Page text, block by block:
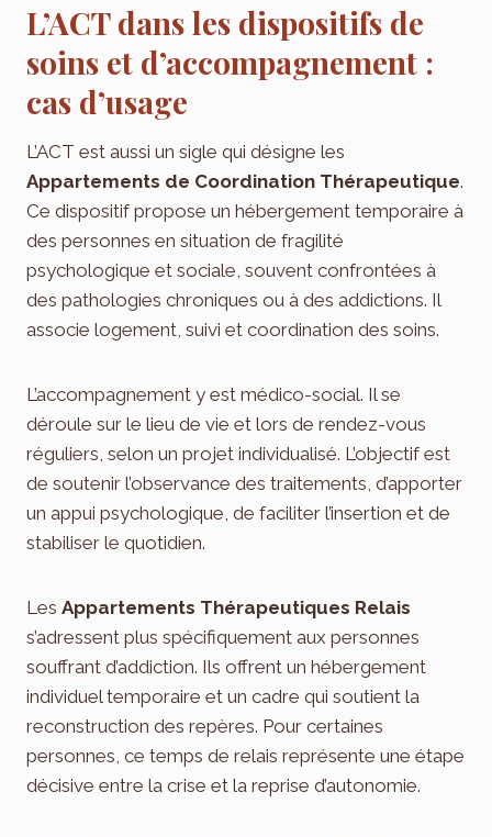
L’ACT dans les dispositifs de
soins et d’accompagnement :
cas d’usage
L’ACT est aussi un sigle qui désigne les
Appartements de Coordination Thérapeutique.
Ce dispositif propose un hébergement temporaire à
des personnes en situation de fragilité
psychologique et sociale, souvent confrontées à
des pathologies chroniques ou à des addictions. Il
associe logement, suivi et coordination des soins.
L’accompagnement y est médico-social. Il se
déroule sur le lieu de vie et lors de rendez-vous
réguliers, selon un projet individualisé. L’objectif est
de soutenir l’observance des traitements, d’apporter
un appui psychologique, de faciliter l’insertion et de
stabiliser le quotidien.
Les Appartements Thérapeutiques Relais
s’adressent plus spécifiquement aux personnes
souffrant d’addiction. Ils offrent un hébergement
individuel temporaire et un cadre qui soutient la
reconstruction des repères. Pour certaines
personnes, ce temps de relais représente une étape
décisive entre la crise et la reprise d’autonomie.